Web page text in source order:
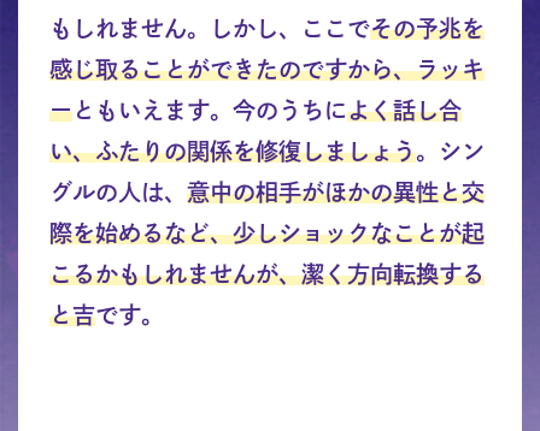
もしれません。しかし、ここでその予兆を
感じ取ることができたのですから、ラッキ
ーともいえます。今のうちによく話し合
い、ふたりの関係を修復しましょう。シン
グルの人は、 意中の相手がほかの異性と交
際を始めるなど、少しショックなことが起
こるかもしれませんが、潔く方向転換する
と吉です。